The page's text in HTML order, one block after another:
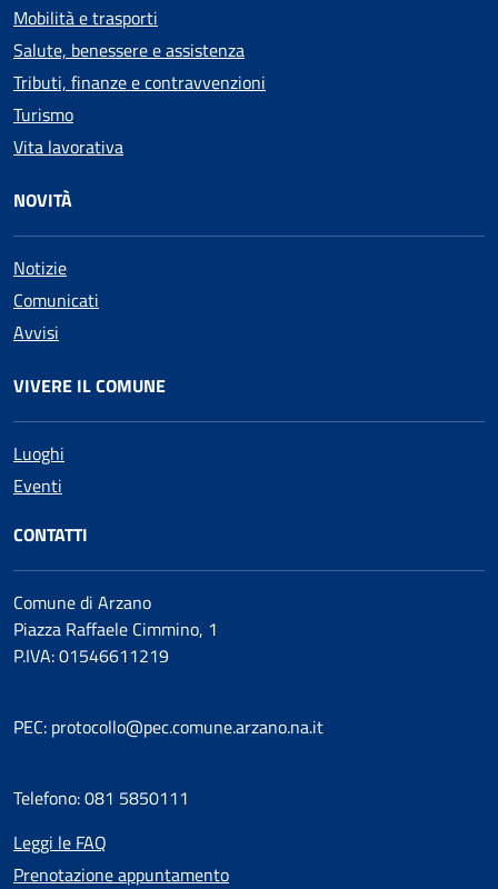
Mobilità e trasporti
Salute, benessere e assistenza
Tributi, finanze e contravvenzioni
Turismo
Vita lavorativa
NOVITÀ
Notizie
Comunicati
Avvisi
VIVERE IL COMUNE
Luoghi
Eventi
CONTATTI
Comune di Arzano
Piazza Raffaele Cimmino, 1
P.IVA: 01546611219
PEC: protocollo@pec.comune.arzano.na.it
Telefono: 081 5850111
Leggi le FAQ
Prenotazione appuntamento